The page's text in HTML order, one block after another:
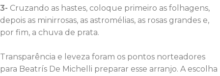
3- Cruzando as hastes, coloque primeiro as folhagens,
depois as minirrosas, as astromélias, as rosas grandes e,
por fim, a chuva de prata.
Transparência e leveza foram os pontos norteadores
para Beatrís De Michelli preparar esse arranjo. A escolha